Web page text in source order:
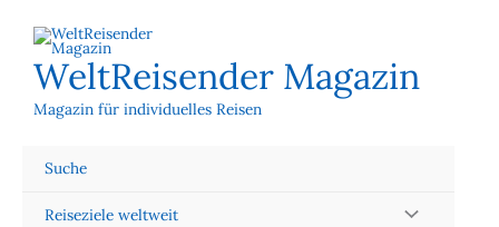
Inhalt
springenWeltReisender Magazin
Magazin für individuelles Reisen
Suche
Reiseziele weltweit